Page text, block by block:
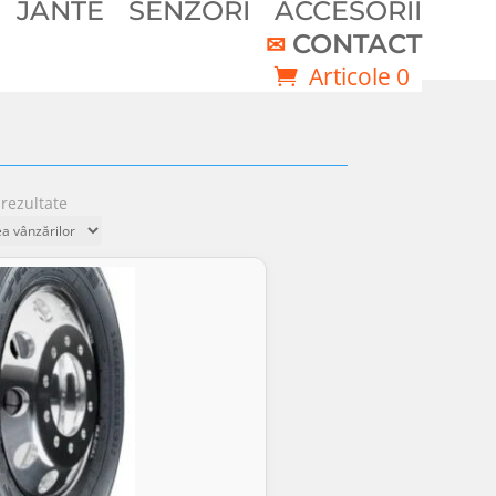
JANTE SENZORI
ACCESORII
CONTACT
Articole 0
după